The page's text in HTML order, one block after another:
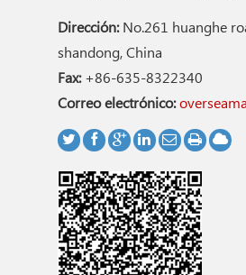
Dirección:No.261 huanghe
shandong, China
Fax:+86-635-8322340
Correo electrónico: